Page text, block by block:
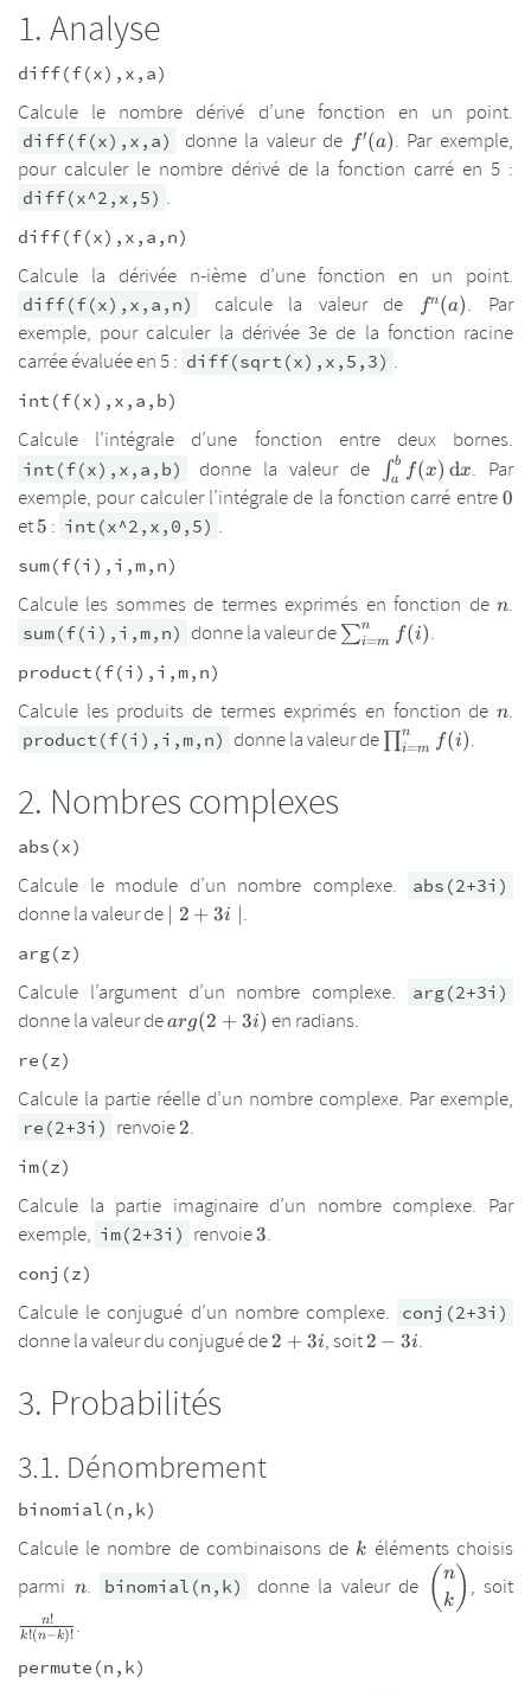
Analyse
diff(f(x),x,a)
Calcule le nombre dérivé d’une fonction en un point.
diff(f(x),x,a) donne la valeur de f'(a)
f′(a). Par exemple,
pour calculer le nombre dérivé de la fonction carré en 5 :
diff(x^2,x,5) .
diff(f(x),x,a,n)
Calcule la dérivée n-ième d’une fonction en un point.
diff(f(x),x,a,n) calcule la valeur de
f^{n}
(a)
fn(a). Par
exemple, pour calculer la dérivée 3e de la fonction racine
carrée évaluée en 5 : diff(sqrt(x),x,5,3) .
int(f(x),x,a,b)
Calcule l’intégrale d’une fonction entre deux bornes.
int(f(x),x,a,b) donne la valeur de
\int_{a}^{b}
f(x) \,
∫a
b
f(x) dx. Par
exemple, pour calculer l’intégrale de la fonction carré entre 0
0
et 5
5 : int(x^2,x,0,5) .
sum(f(i),i,m,n)
Calcule les sommes de termes exprimés en fonction de n
n.
sum(f(i),i,m,n) donne la valeur de \sum_{i=m}^{n}
∑i=m
n f(i).
product(f(i),i,m,n)
Calcule les produits de termes exprimés en fonction de n
n.
product(f(i),i,m,n) donne la valeur de i=m
n f(i).
Nombres complexes
abs(x)
Calcule le module d’un nombre complexe. abs(2+3i)
donne la valeur de \mid
2 + 3i .
arg(z)
Calcule l’argument d’un nombre complexe. arg(2+3i)
donne la valeur dearg(2+3i)
arg(2 + 3i) en radians.
re(z)
Calcule la partie réelle d’un nombre complexe. Par exemple,
re(2+3i) renvoie 2
2.
im(z)
Calcule la partie imaginaire d’un nombre complexe. Par
exemple, im(2+3i) renvoie3
3.
conj(z)
Calcule le conjugué d’un nombre complexe. conj(2+3i)
donne la valeur du conjugué de 2+3i
2 + 3i, soit 2-
2 − 3i.
Probabilités
Dénombrement
binomial(n,k)
Calcule le nombre de combinaisons de k
k éléments choisis
parmi n. binomial(n,k) donne la valeur de
{k}
( k
n) , soit
k!(n−k)!
n! .
permute(n,k)